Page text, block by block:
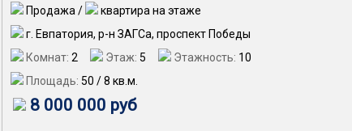
Продажа /
квартира на этаже
г. Евпатория, р-н ЗАГСа, проспект Победы
Комнат: 2 Этаж: 5 Этажность: 10
Площадь: 50 /8 кв.м.
8 000 000 руб